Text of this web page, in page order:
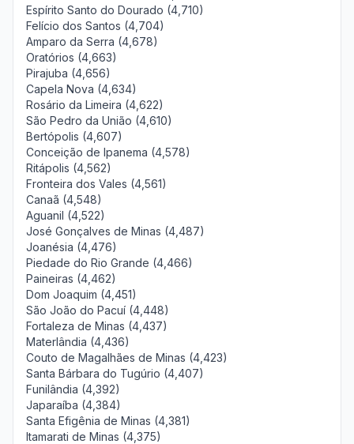
Espírito Santo do Dourado (4,710)
Felício dos Santos (4,704)
Amparo da Serra (4,678)
Oratórios (4,663)
Pirajuba (4,656)
Capela Nova (4,634)
Rosário da Limeira (4,622)
São Pedro da União (4,610)
Bertópolis (4,607)
Conceição de Ipanema (4,578)
Ritápolis (4,562)
Fronteira dos Vales (4,561)
Canaã (4,548)
Aguanil (4,522)
José Gonçalves de Minas (4,487)
Joanésia (4,476)
Piedade do Rio Grande (4,466)
Paineiras (4,462)
Dom Joaquim (4,451)
São João do Pacuí (4,448)
Fortaleza de Minas (4,437)
Materlândia (4,436)
Couto de Magalhães de Minas (4,423)
Santa Bárbara do Tugúrio (4,407)
Funilândia (4,392)
Japaraíba (4,384)
Santa Efigênia de Minas (4,381)
Itamarati de Minas (4,375)